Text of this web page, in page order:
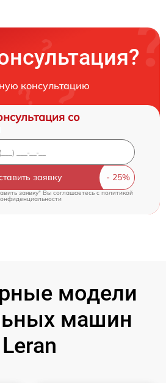
консультацию
со
заявку
заявку" Вы соглашаетесь c политикой
модели
машин
Leran